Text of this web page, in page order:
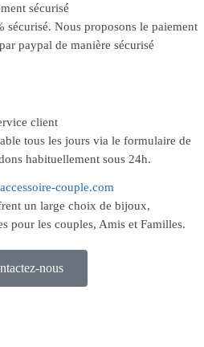
sécurisé
sécurisé. Nous proposons le paiement
paypal de manière sécurisé
client
tous les jours via le formulaire de
habituellement sous 24h.
un large choix de bijoux,
pour les couples, Amis et Familles.
nous